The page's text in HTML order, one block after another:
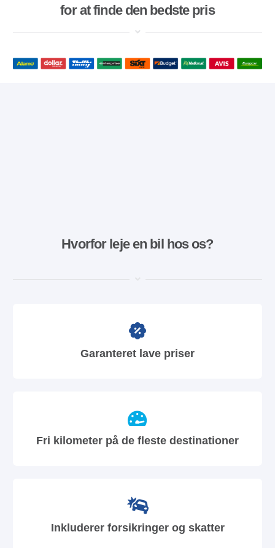
for at finde den bedste pris
Hvorfor leje en bil hos os?
Garanteret lave priser
Fri kilometer på de fleste destinationer
Inkluderer forsikringer og skatter